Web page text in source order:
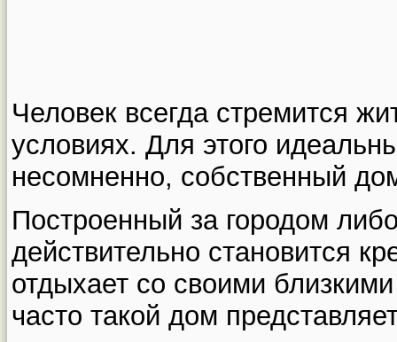
Человек всегда стремится
условиях. Для этого
несомненно, собственный
Построенный за городом
действительно становится
отдыхает со своими
часто такой дом